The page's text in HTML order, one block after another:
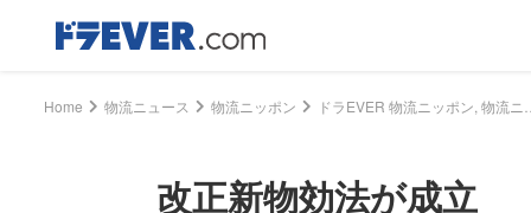
Home 物流ニュース 物流ニッポン
改正新物効法が成立